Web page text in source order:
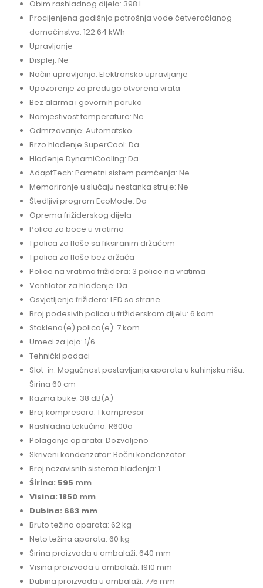
Obim rashladnog dijela: 398 l
Procijenjena godišnja potrošnja vode četveročlanog
domaćinstva: 122.64 kWh
Upravljanje
Displej: Ne
Način upravljanja: Elektronsko upravljanje
Upozorenje za predugo otvorena vrata
Bez alarma i govornih poruka
Namjestivost temperature: Ne
Odmrzavanje: Automatsko
Brzo hlađenje SuperCool: Da
Hlađenje DynamiCooling: Da
AdaptTech: Pametni sistem pamćenja: Ne
Memoriranje u slučaju nestanka struje: Ne
Štedljivi program EcoMode: Da
Oprema frižiderskog dijela
Polica za boce u vratima
1 polica za flaše sa fiksiranim držačem
1 polica za flaše bez držača
Police na vratima frižidera: 3 police na vratima
Ventilator za hlađenje: Da
Osvjetljenje frižidera: LED sa strane
Broj podesivih polica u frižiderskom dijelu: 6 kom
Staklena(e) polica(e): 7 kom
Umeci za jaja: 1/6
Tehnički podaci
Slot-in: Mogućnost postavljanja aparata u kuhinjsku nišu:
Širina 60 cm
Razina buke: 38 dB(A)
Broj kompresora: 1 kompresor
Rashladna tekućina: R600a
Polaganje aparata: Dozvoljeno
Skriveni kondenzator: Bočni kondenzator
Broj nezavisnih sistema hlađenja: 1
Širina: 595 mm
Visina: 1850 mm
Dubina: 663 mm
Bruto težina aparata: 62 kg
Neto težina aparata: 60 kg
Širina proizvoda u ambalaži: 640 mm
Visina proizvoda u ambalaži: 1910 mm
Dubina proizvoda u ambalaži: 775 mm